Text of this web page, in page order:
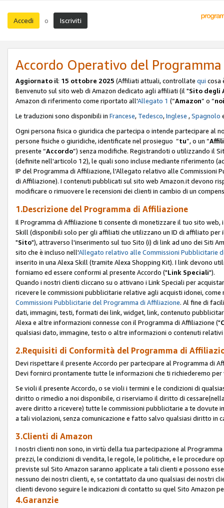
Accedi o Iscriviti
Accordo Operativo del
Aggiornato il: 15 ottobre 2025 (Affiliati attuali, controllate qui cosa
Benvenuto sul sito web di Amazon dedicato agli affiliati (il "Sito degli
Amazon di riferimento come riportato all'Allegato 1 (“Amazon” o “noi
Le traduzioni sono disponibili in Francese, Tedesco,Inglese ,Spagnolo
Ogni persona fisica o giuridica che partecipa o intende partecipare al
persone fisiche o giuridiche, identificate nel prosieguo “tu”, o un “
presente “Accordo”) senza modifiche. Registrandoti o utilizzando il
(definite nell'articolo 12), le quali sono incluse mediante riferimento
IP del Programma di Affiliazione, l'Allegato relativo alle Commissioni
di Affiliazione). I contenuti pubblicati sul sito web Amazon.it devono
modificare o rimuovere le recensioni dei clienti in cambio di un
1.Descrizione del Programma di Affiliazione
Il Programma di Affiliazione ti consente di monetizzare il tuo sito
Skill (disponibili solo per gli affiliati che utilizzano un ID di affiliato per
"Sito"), attraverso l'inserimento sul tuo Sito (i) di link ad uno dei Siti
sito che è incluso nell'Allegato relativo alle Commissioni Pubblicitarie
inserito in una Alexa Skill (tramite Alexa Shopping Kit). I link devono
forniamo ed essere conformi al presente Accordo ("Link Speciali").
Quando i nostri clienti cliccano su o attivano i Link Speciali per
ricevere le commissioni pubblicitarie relative agli acquisti idonei,
Commissioni Pubblicitarie del Programma di Affiliazione. Al fine di
dati, immagini, testi, formati dei link, widget, link, contenuto
Alexa e altre informazioni connesse con il Programma di Affiliazione ("
qualsiasi dato, immagine, testo o altre informazioni o contenuti
2.Requisiti di Conformità del Programma di
Devi rispettare il presente Accordo per partecipare al Programma di
Devi fornirci prontamente tutte le informazioni che ti richiederemo
Se violi il presente Accordo, o se violi i termini e le condizioni di
diritto o rimedio a noi disponibile, ci riserviamo il diritto di
avere diritto a ricevere) tutte le commissioni pubblicitarie a te dovute
a tali violazioni, senza comunicazione e fatto salvo qualsiasi diritto in
3.Clienti di Amazon
I nostri clienti non sono, in virtù della tua partecipazione al
prezzi, le condizioni di vendita, le regole, le politiche, e le procedure
previste sul Sito Amazon saranno applicate a tali clienti e possono
nessuno dei nostri clienti, e, se contattato da uno qualsiasi dei nostri
clienti devono seguire le indicazioni di contatto su quel Sito Amazon
4.Garanzie